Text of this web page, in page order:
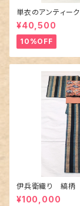
単衣のアンティー
の薔薇柄柄
¥40,500
10%OFF
伊兵衛織り 縞柄
¥100,000